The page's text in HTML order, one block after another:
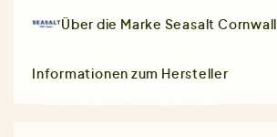
Über die Marke Seasalt Cornwall
Informationen zum Hersteller